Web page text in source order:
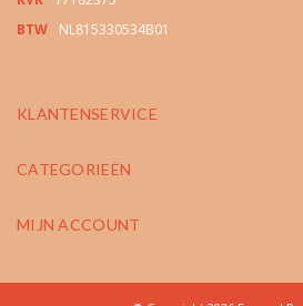
BTW
NL815330534B01
KLANTENSERVICE
CATEGORIEËN
MIJN ACCOUNT